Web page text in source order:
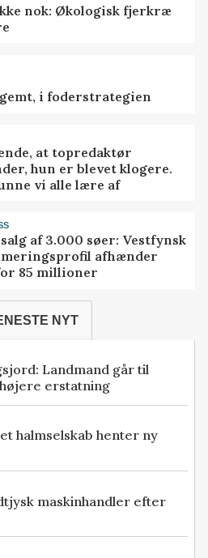
nok: Økologisk fjerkræ
i foderstrategien
at topredaktør
hun er blevet klogere.
vi alle lære af
af 3.000 søer: Vestfynsk
afhænder
85 millioner
NYT
Landmand går til
erstatning
halmselskab henter ny
maskinhandler efter